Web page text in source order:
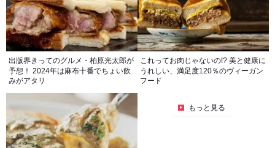
出版界きってのグルメ・柏原光太郎が
予想！ 2024年は麻布十番でちょい飲
みがアタリ
これってお肉じゃないの!? 美と健康に
うれしい、満足度120％のヴィーガン
フード
もっと見る